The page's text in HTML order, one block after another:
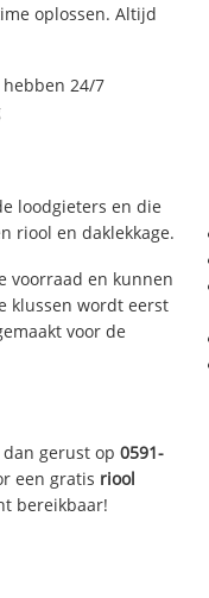
oplossen. Altijd
hebben 24/7
loodgieters en die
riool en daklekkage.
voorraad en kunnen
klussen wordt eerst
voor de
dan gerust op0591-
een gratis riool
bereikbaar!